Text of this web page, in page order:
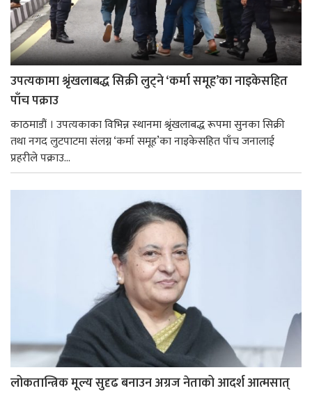
उपत्यकामा श्रृंखलाबद्ध सिक्री लुट्ने ‘कर्मा समूह’का नाइकेसहित
पाँच पक्राउ
काठमाडौं । उपत्यकाका विभिन्न स्थानमा श्रृंखलाबद्ध रूपमा सुनका सिक्री
तथा नगद लुटपाटमा संलग्न ‘कर्मा समूह’का नाइकेसहित पाँच जनालाई
प्रहरीले पक्राउ...
लोकतान्त्रिक मूल्य सुदृढ बनाउन अग्रज नेताको आदर्श आत्मसात्